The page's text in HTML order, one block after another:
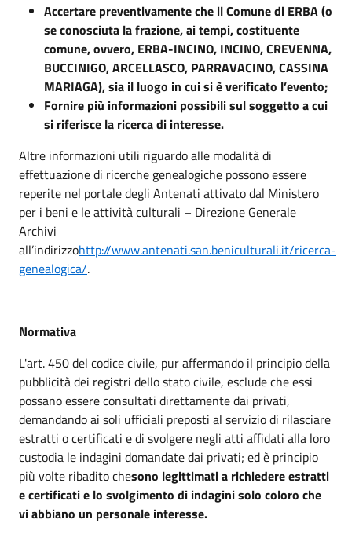
Accertare preventivamente che il Comune di ERBA (o
se conosciuta la frazione, ai tempi, costituente
comune, ovvero, ERBA-INCINO, INCINO, CREVENNA,
BUCCINIGO, ARCELLASCO, PARRAVACINO, CASSINA
MARIAGA), sia il luogo in cui si è verificato l’evento;
Fornire più informazioni possibili sul soggetto a cui
si riferisce la ricerca di interesse.
Altre informazioni utili riguardo alle modalità di
effettuazione di ricerche genealogiche possono essere
reperite nel portale degli Antenati attivato dal Ministero
per i beni e le attività culturali – Direzione Generale
Archivi
all’indirizzohttp://www.antenati.san.beniculturali.it/ricerca-
genealogica/.
Normativa
L'art. 450 del codice civile, pur affermando il principio della
pubblicità dei registri dello stato civile, esclude che essi
possano essere consultati direttamente dai privati,
demandando ai soli ufficiali preposti al servizio di rilasciare
estratti o certificati e di svolgere negli atti affidati alla loro
custodia le indagini domandate dai privati; ed è principio
più volte ribadito chesono legittimati a richiedere estratti
e certificati e lo svolgimento di indagini solo coloro che
vi abbiano un personale interesse.